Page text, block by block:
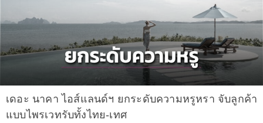
เดอะ นาคา ไอส์แลนด์ฯ ยกระดับความหรูหรา จับลูกค้า
แบบไพรเวทรับทั้งไทย-เทศ